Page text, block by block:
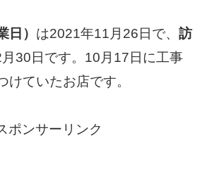
日） は2021年11月26日で、 訪
30日です。10月17日に工事
けていたお店です。
ポンサーリンク